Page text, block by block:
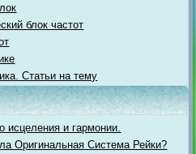
блок частот
Статьи на тему
исцеления и гармонии.
Оригинальная Система Рейки?